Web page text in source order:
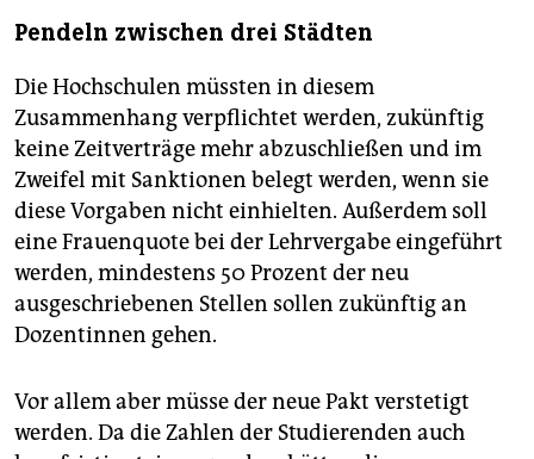
Pendeln zwischen drei Städten
Die Hochschulen müssten in diesem
Zusammenhang verpflichtet werden, zukünftig
keine Zeitverträge mehr abzuschließen und im
Zweifel mit Sanktionen belegt werden, wenn sie
diese Vorgaben nicht einhielten. Außerdem soll
eine Frauenquote bei der Lehrvergabe eingeführt
werden, mindestens 50 Prozent der neu
ausgeschriebenen Stellen sollen zukünftig an
Dozentinnen gehen.
Vor allem aber müsse der neue Pakt verstetigt
werden. Da die Zahlen der Studierenden auch